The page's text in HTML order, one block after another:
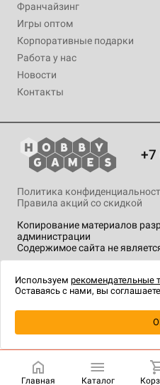
Франчайзинг
Игры оптом
Корпоративные подарки
Работа у нас
Новости
Контакты
+7
Копирование материалов
администрации
Содержимое сайта не
Политика
Правила акций со скидкой
технологии.
Главная Каталог
Используем рекомендательные
Оставаясь с нами, вы